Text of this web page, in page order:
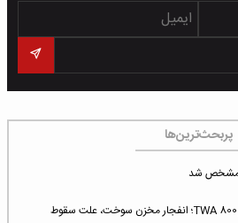
پربحث‌ترین‌ها
مشخص شد
سی‌امین سالگرد سانحه پرواز TWA 800؛ انفجار مخزن سوخت، علت سقوط